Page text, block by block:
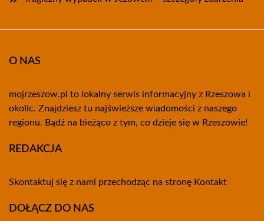
O NAS
mojrzeszow.pl to lokalny serwis informacyjny z Rzeszowa i
okolic. Znajdziesz tu najświeższe wiadomości z naszego
regionu. Bądź na bieżąco z tym, co dzieje się w Rzeszowie!
REDAKCJA
Skontaktuj się z nami przechodząc na stronę Kontakt
DOŁĄCZ DO NAS